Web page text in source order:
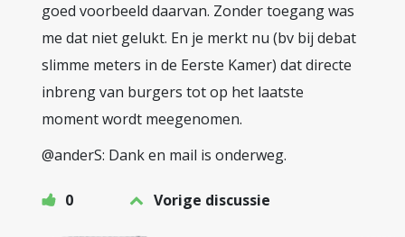
goed voorbeeld daarvan. Zonder toegang was
me dat niet gelukt. En je merkt nu (bv bij debat
slimme meters in de Eerste Kamer) dat directe
inbreng van burgers tot op het laatste
moment wordt meegenomen.
@anderS: Dank en mail is onderweg.
0 Vorige discussie